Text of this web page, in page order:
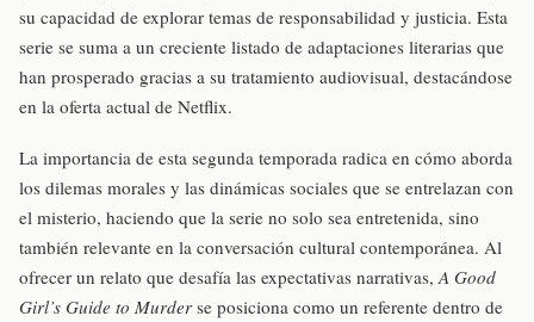
su capacidad de explorar temas de responsabilidad y justicia. Esta
serie se suma a un creciente listado de adaptaciones literarias que
han prosperado gracias a su tratamiento audiovisual, destacándose
en la oferta actual de Netflix.
La importancia de esta segunda temporada radica en cómo aborda
los dilemas morales y las dinámicas sociales que se entrelazan con
el misterio, haciendo que la serie no solo sea entretenida, sino
también relevante en la conversación cultural contemporánea. Al
ofrecer un relato que desafía las expectativas narrativas, A Good
Girl’s Guide to Murderse posiciona como un referente dentro de